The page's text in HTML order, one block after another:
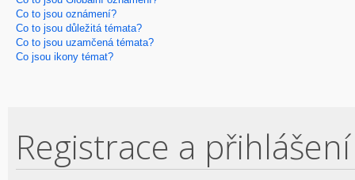
Co to jsou oznámení?
Co to jsou důležitá témata?
Co to jsou uzamčená témata?
Co jsou ikony témat?
Registrace a přihlášení